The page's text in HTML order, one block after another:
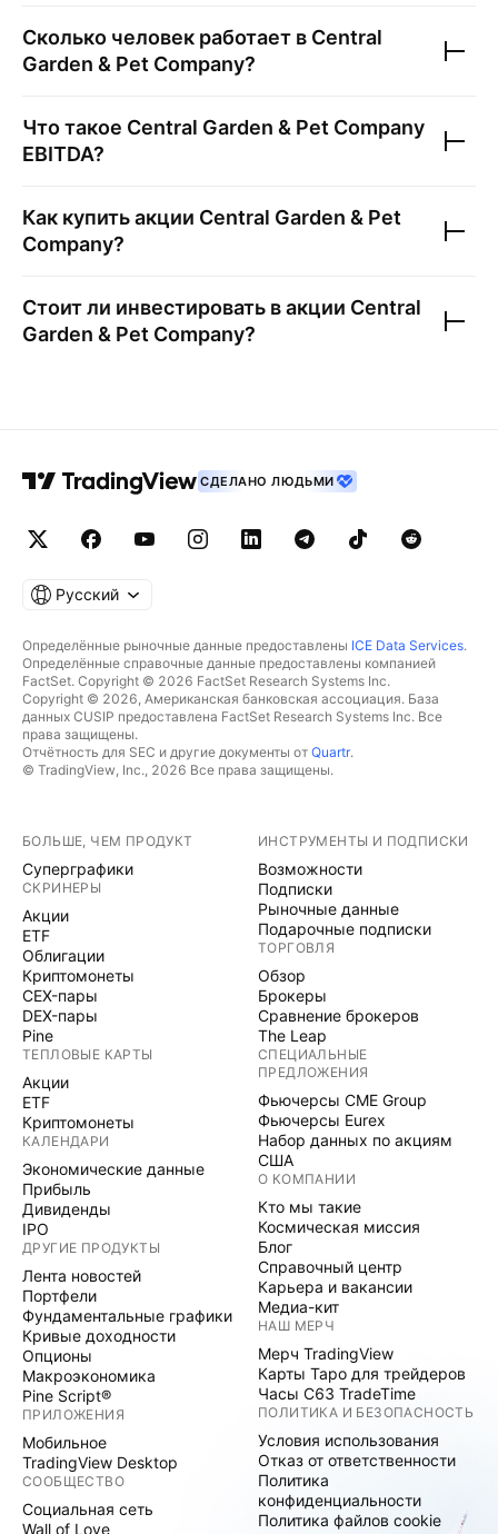
Сколько человек работает в Central
Garden & Pet Company?
Что такое Central Garden & Pet Company
EBITDA?
Как купить акции Central Garden & Pet
Company?
Стоит ли инвестировать в акции Central
Garden & Pet Company?
СДЕЛАНО ЛЮДЬМИ
Русский
Определённые рыночные данные предоставлены ICE Data Services.
Определённые справочные данные предоставлены компанией
FactSet. Copyright © 2026 FactSet Research Systems Inc.
Copyright © 2026, Американская банковская ассоциация. База
данных CUSIP предоставлена FactSet Research Systems Inc. Все
права защищены.
Отчётность для SEC и другие документы от Quartr.
© TradingView, Inc., 2026 Все права защищены.
БОЛЬШЕ, ЧЕМ ПРОДУКТ
Суперграфики
СКРИНЕРЫ
Акции
ETF
Облигации
Криптомонеты
CEX-пары
DEX-пары
Pine
ТЕПЛОВЫЕ КАРТЫ
Акции
ETF
Криптомонеты
КАЛЕНДАРИ
Экономические данные
Прибыль
Дивиденды
IPO
ДРУГИЕ ПРОДУКТЫ
Лента новостей
Портфели
Фундаментальные графики
Кривые доходности
Опционы
Макроэкономика
Pine Script®
ПРИЛОЖЕНИЯ
Мобильное
TradingView Desktop
СООБЩЕСТВО
Социальная сеть
Wall of Love
ИНСТРУМЕНТЫ И ПОДПИСКИ
Возможности
Подписки
Рыночные данные
Подарочные подписки
ТОРГОВЛЯ
Обзор
Брокеры
Сравнение брокеров
The Leap
СПЕЦИАЛЬНЫЕ
ПРЕДЛОЖЕНИЯ
Фьючерсы CME Group
Фьючерсы Eurex
Набор данных по акциям
США
О КОМПАНИИ
Кто мы такие
Космическая миссия
Блог
Справочный центр
Карьера и вакансии
Медиа-кит
НАШ МЕРЧ
Мерч TradingView
Карты Таро для трейдеров
Часы C63 TradeTime
ПОЛИТИКА И БЕЗОПАСНОСТЬ
Условия использования
Отказ от ответственности
Политика
конфиденциальности
Политика файлов cookie